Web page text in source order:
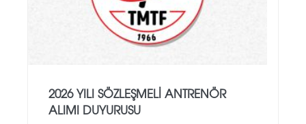
2026 YILI SÖZLEŞMELI ANTRENÖR
ALIMI DUYURUSU